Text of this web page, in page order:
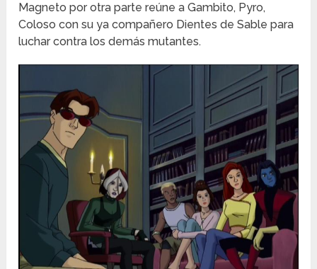
Magneto por otra parte reúne a Gambito, Pyro,
Coloso con su ya compañero Dientes de Sable para
luchar contra los demás mutantes.